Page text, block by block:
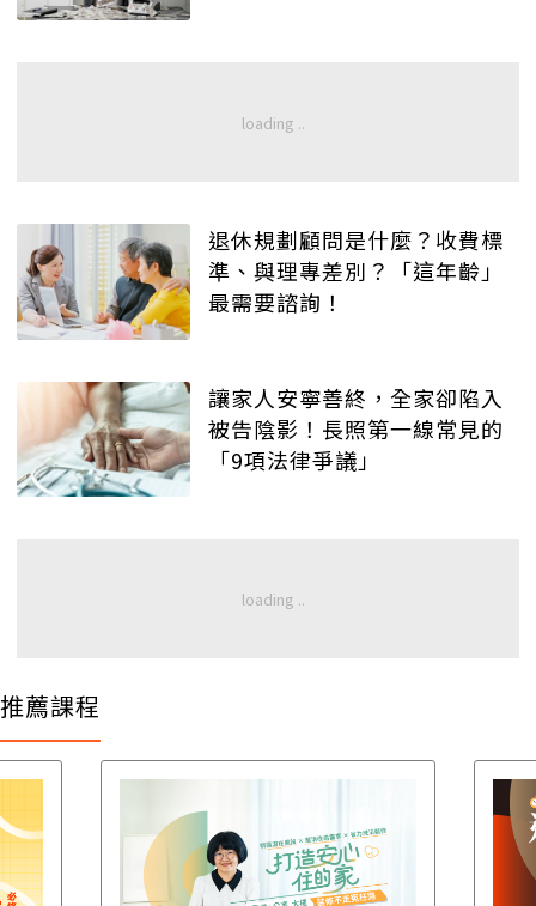
退休規劃顧問是什麼？收費標
準、與理專差別？「這年齡」
最需要諮詢！
讓家人安寧善終，全家卻陷入
被告陰影！長照第一線常見的
「9項法律爭議」
推薦課程